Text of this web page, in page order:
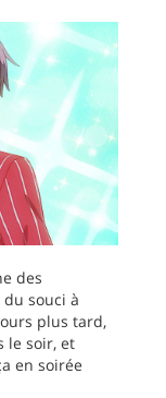
des
souci à
plus tard,
le soir, et
en soirée